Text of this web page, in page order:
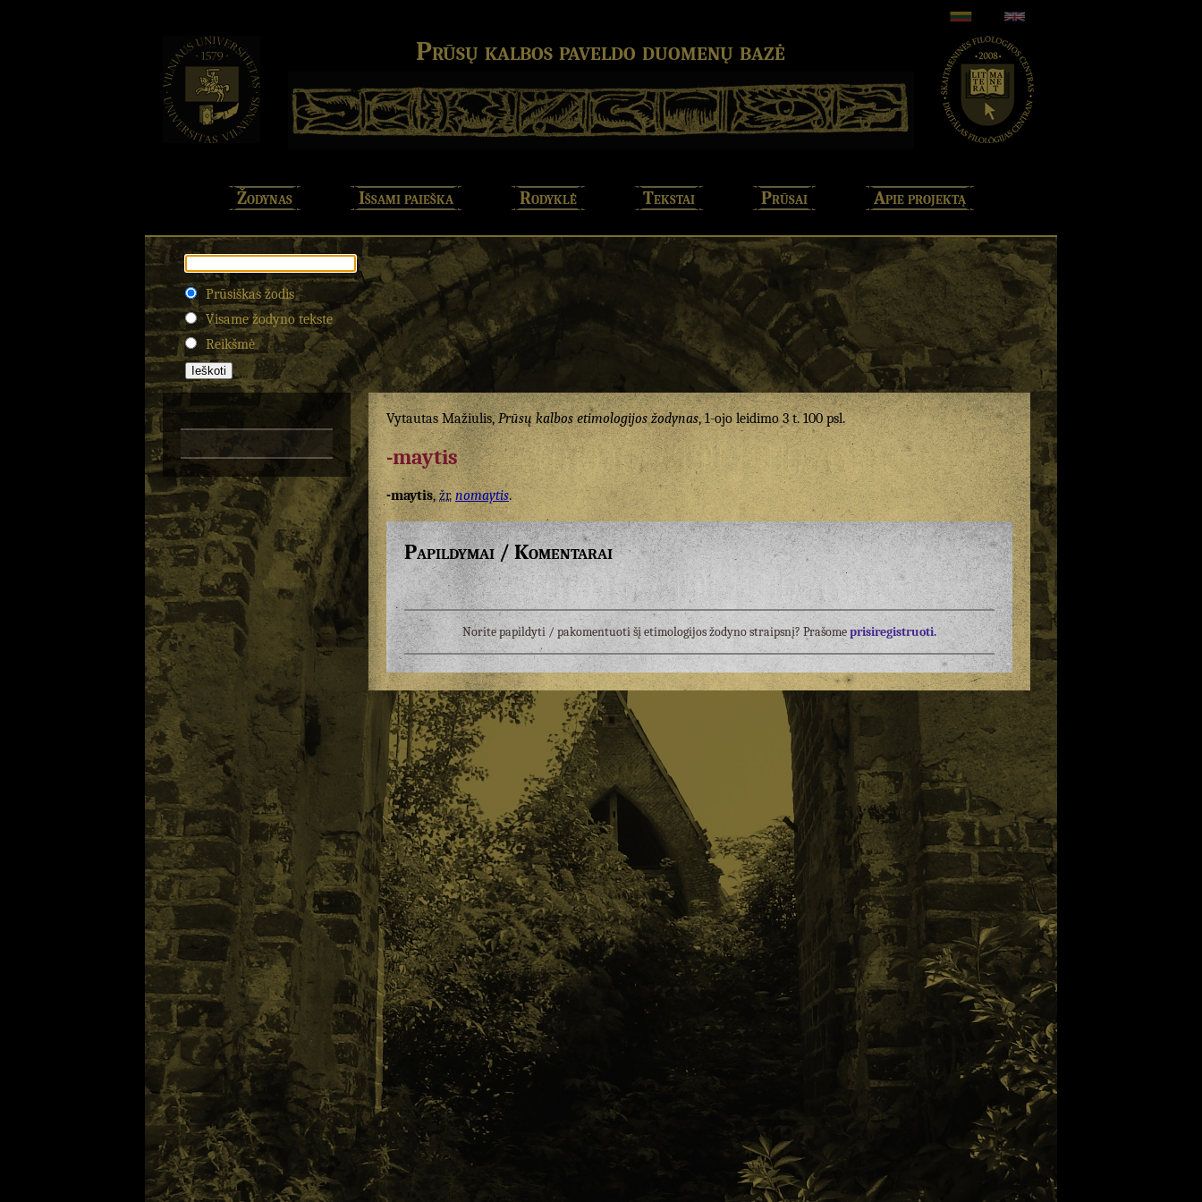
Prūsų kalbos paveldo duomenų bazė
Žodynas Išsami paieška Rodyklė Tekstai Prūsai Apie projektą
Prūsiškas žodis
Visame žodyno tekste
Reikšmė
Vytautas Mažiulis,Prūsų kalbos etimologijos žodynas, 1-ojo leidimo 3 t. 100 psl.
-maytis
-maytis,žr. nomaytis.
Papildymai / Komentarai
Norite papildyti / pakomentuoti šį etimologijos žodyno straipsnį? Prašomeprisiregistruoti.